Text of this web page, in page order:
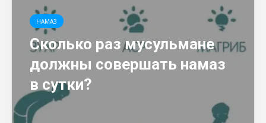
НАМАЗ
Сколько раз мусульмане
должны совершать намаз
в сутки?